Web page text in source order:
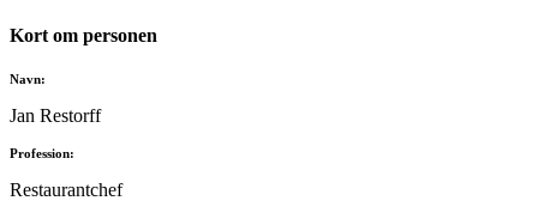
Kort om personen
Navn:
Jan Restorff
Profession:
Restaurantchef